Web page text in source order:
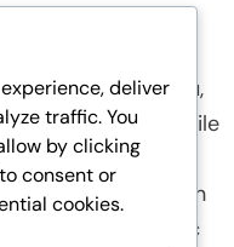
9
strzelcem turnieju,
jedynie dwa. Chile
każda
cztery. Kamerun
na dziewięć
deliver
traffic. You
by clicking
to consent or
cookies.